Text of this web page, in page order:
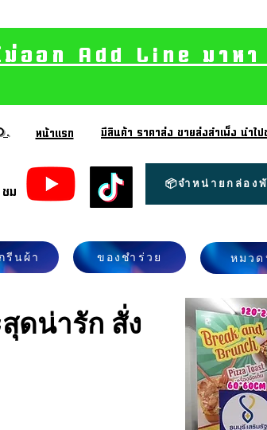
ม่ออก Add Line มาห
หน้าแรก มีสินค้า ราคาส่ง ขายส่งสำเพ็ง นำไป
ม
📦จำหน่ายกล่อง
รีนผ้า ของชำร่วย หมวด
ดน่ารัก สั่ง